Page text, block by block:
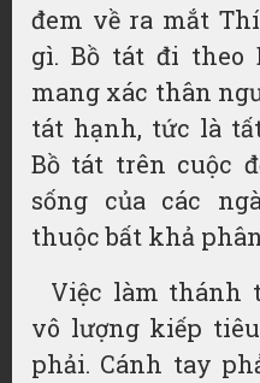
đem về ra mắt
gì. Bồ tát đi theo
mang xác thân
tát hạnh, tức là
Bồ tát trên cuộc
sống của các
thuộc bất khả
Việc làm thánh
vô lượng kiếp
phải. Cánh tay